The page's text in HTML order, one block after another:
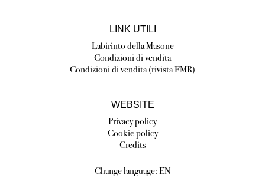
LINK UTILI
Labirinto della Masone
Condizioni di vendita
Condizioni di vendita (rivista FMR)
WEBSITE
Privacy policy
Cookie policy
Credits
Change language: EN